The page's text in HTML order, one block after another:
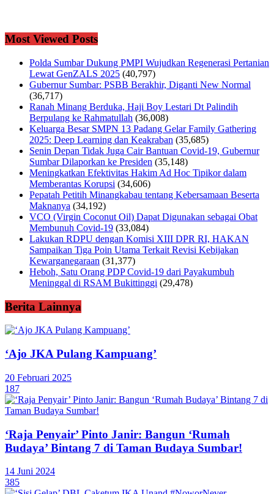
Most Viewed Posts
Polda Sumbar Dukung PMPI Wujudkan Regenerasi Pertanian
Lewat GenZALS 2025 (40,797)
Gubernur Sumbar: PSBB Berakhir, Diganti New Normal
(36,717)
Ranah Minang Berduka, Haji Boy Lestari Dt Palindih
Berpulang ke Rahmatullah (36,008)
Keluarga Besar SMPN 13 Padang Gelar Family Gathering
2025: Deep Learning dan Keakraban (35,685)
Senin Depan Tidak Juga Cair Bantuan Covid-19, Gubernur
Sumbar Dilaporkan ke Presiden (35,148)
Meningkatkan Efektivitas Hakim Ad Hoc Tipikor dalam
Memberantas Korupsi (34,606)
Pepatah Petitih Minangkabau tentang Kebersamaan Beserta
Maknanya (34,192)
VCO (Virgin Coconut Oil) Dapat Digunakan sebagai Obat
Membunuh Covid-19 (33,084)
Lakukan RDPU dengan Komisi XIII DPR RI, HAKAN
Sampaikan Tiga Poin Utama Terkait Revisi Kebijakan
Kewarganegaraan (31,377)
Heboh, Satu Orang PDP Covid-19 dari Payakumbuh
Meninggal di RSAM Bukittinggi (29,478)
Berita Lainnya
‘Ajo JKA Pulang Kampuang’
20 Februari 2025
187
‘Raja Penyair’ Pinto Janir: Bangun ‘Rumah
Budaya’ Bintang 7 di Taman Budaya Sumbar!
14 Juni 2024
385